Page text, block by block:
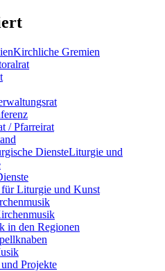
Kirchliche Gremien
/ Pfarreirat
Liturgie und
Liturgie und Kunst
in den Regionen
Projekte